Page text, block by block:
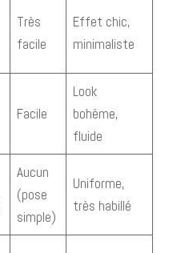
Très
facile
Effet chic,
minimaliste
Facile
Look
bohème,
fluide
Aucun
(pose
simple)
Uniforme,
très habillé